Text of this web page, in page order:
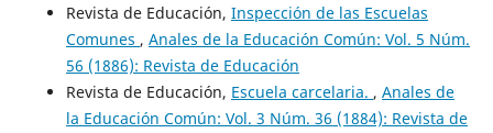
Revista de Educación, Inspección de las Escuelas
Comunes , Anales de la Educación Común: Vol. 5 Núm.
56 (1886): Revista de Educación
Revista de Educación, Escuela carcelaria. , Anales de
la Educación Común: Vol. 3 Núm. 36 (1884): Revista de